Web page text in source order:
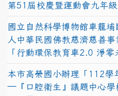
第51屆校慶暨運動會九年
國立自然科學博物館車籠
人中華民國佛教慈濟慈善
「行動環保教育車2.0 淨零
本市高榮國小辦理「112學
─『口腔衛生』議題中心學